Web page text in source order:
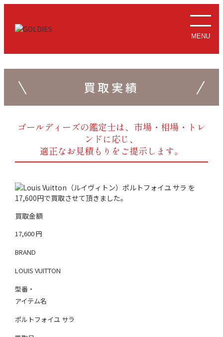
MENU
買取実績
ゴールディーズの鑑定士は、市場・相場・トレ
ンドに応じ、
適正なお見積もりをご提示します。
買取金額
17,600円
BRAND
LOUIS VUITTON
型番・
アイテム名
ポルトフォイユ サラ